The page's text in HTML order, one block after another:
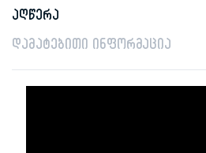
აღწერა
დამატებითი ინფორმაცია